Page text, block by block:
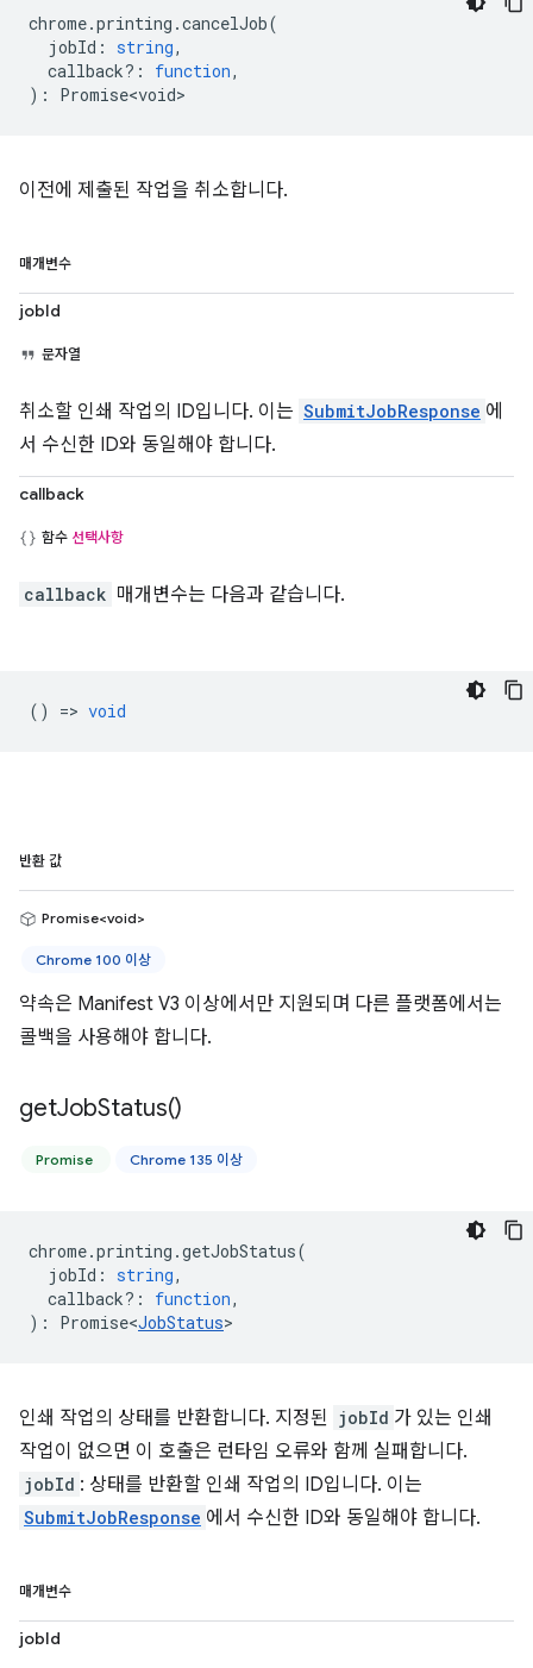
chrome.printing .cancelJob(
jobId : string,
callback? : function,
) : Promise<void>
이전에 제출된 작업을 취소합니다.
매개변수
jobId
문자열
취소할 인쇄 작업의 ID입니다. 이는 SubmitJobResponse 에
서 수신한 ID와 동일해야 합니다.
callback
함수 선택사항
callback 매개변수는 다음과 같습니다.
() => void
반환 값
Promise<void>
Chrome 100 이상
약속은 Manifest V3 이상에서만 지원되며 다른 플랫폼에서는
콜백을 사용해야 합니다.
getJobStatus()
Promise Chrome 135 이상
chrome.printing .getJobStatus(
jobId : string,
callback? : function,
) : Promise<JobStatus>
인쇄 작업의 상태를 반환합니다. 지정된 jobId 가 있는 인쇄
작업이 없으면 이 호출은 런타임 오류와 함께 실패합니다.
jobId : 상태를 반환할 인쇄 작업의 ID입니다. 이는
SubmitJobResponse 에서 수신한 ID와 동일해야 합니다.
매개변수
jobId